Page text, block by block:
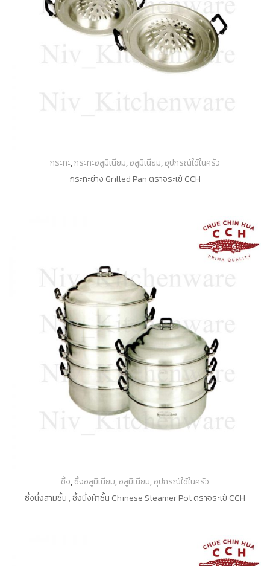
กระทะ,กระทะอลูมิเนียม,อลูมิเนียม,อุปกรณ์ใช้ในครัว
กระทะย่าง Grilled Pan ตราจระเข้ CCH
ซึ้ง,ซึ้งอลูมิเนียม,อลูมิเนียม,อุปกรณ์ใช้ในครัว
ซึ่งนึ่งสามชั้น , ซึ้งนึ่งห้าชั้น Chinese Steamer Pot ตราจระเข้ CCH